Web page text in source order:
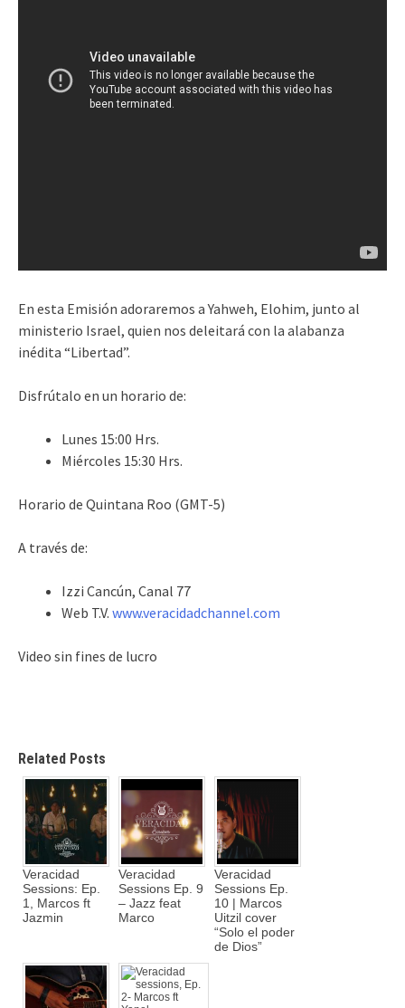
En esta Emisión adoraremos a Yahweh, Elohim, junto al
ministerio Israel, quien nos deleitará con la alabanza
inédita “Libertad”.
Disfrútalo en un horario de:
Lunes 15:00 Hrs.
Miércoles 15:30 Hrs.
Horario de Quintana Roo (GMT-5)
A través de:
Izzi Cancún, Canal 77
Web T.V. www.veracidadchannel.com
Video sin fines de lucro
Related Posts
Veracidad
Sessions: Ep.
1, Marcos ft
Jazmin
Veracidad
Sessions Ep. 9
– Jazz feat
Marco
Veracidad
Sessions Ep.
10 | Marcos
Uitzil cover
“Solo el poder
de Dios”